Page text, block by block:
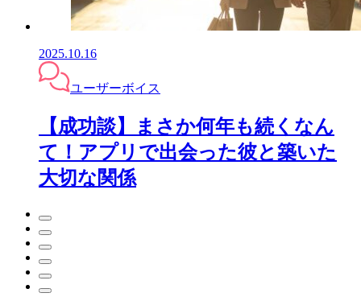
2025.10.16
ユーザーボイス
【成功談】まさか何年も続くなん
て！アプリで出会った彼と築いた
大切な関係